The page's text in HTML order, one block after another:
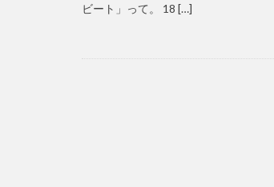
ビート」って。 18 […]